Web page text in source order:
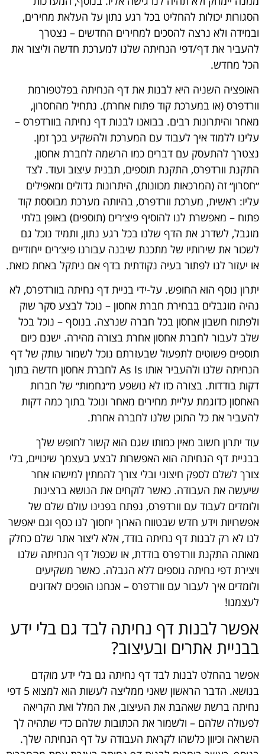
הסגורות יכולות להחליט בכל רגע נתון על העלאת מחירים,
ובמידה ולא נרצה להסכים למחירים החדשים – נצטרך
להעביר את דף/דפי הנחיתה שלנו למערכת חדשה וליצור את
הכל מחדש.
האופציה השניה היא לבנות את דף הנחיתה בפלטפורמת
וורדפרס (או במערכת קוד פתוח אחרת). נתחיל מהחסרון,
מאחר והיתרונות רבים. בבואנו לבנות דף נחיתה בוורדפרס –
עלינו ללמוד איך לעבוד עם המערכת ולהשקיע בכך זמן.
נצטרך להתעסק עם דברים כמו הרשמה לחברת אחסון,
התקנת וורדפרס, התקנת תוספים, תבנית עיצוב ועוד. לצד
״חסרון״ זה (המרכאות מכוונות), היתרונות גדולים ומאפילים
עליו: ראשית, מערכת וורדפרס, בהיותה מערכת מבוססת קוד
פתוח – מאפשרת לנו להוסיף פיצ׳רים (תוספים) באופן בלתי
מוגבל, לשדרג את הדף שלנו בכל רגע נתון, ותמיד נוכל גם
לשכור את שירותיו של מתכנת שיבנה עבורנו פיצ׳רים ייחודיים
או יעזור לנו לפתור בעיה נקודתית בדף אם ניתקל באחת כזאת.
יתרון נוסף הוא החופש. על-ידי בניית דף נחיתה בוורדפרס, לא
נהיה מוגבלים בבחירת חברת אחסון – נוכל לבצע סקר שוק
ולפתוח חשבון אחסון בכל חברה שנרצה. בנוסף – נוכל בכל
שלב לעבור לחברת אחסון אחרת בצורה מהירה. ישנם כיום
תוספים פשוטים לתפעול שבעזרתם נוכל לשמור עותק של דף
הנחיתה שלנו ולהעביר אותו As Is לחברת אחסון חדשה בתוך
דקות בודדות. בצורה כזו לא נושפע מ״גחמות״ של חברות
האחסון כדוגמת עליית מחירים מאחר ונוכל בתוך כמה דקות
להעביר את כל התוכן שלנו לחברה אחרת.
עוד יתרון חשוב מאין כמותו שגם הוא קשור לחופש שלך
בבניית דף הנחיתה הוא האפשרות לבצע בעצמך שינויים, בלי
צורך לשלם לספק חיצוני ובלי צורך להמתין למישהו אחר
שיעשה את העבודה. כאשר לוקחים את הנושא ברצינות
ולומדים לעבוד עם וורדפרס, נפתח בפנינו עולם שלם של
אפשרויות וידע חדש שבטווח הארוך יחסוך לנו כסף וגם יאפשר
לנו לא רק לבנות דף נחיתה בודד, אלא ליצור אתר שלם כחלק
מאותה התקנת וורדפרס בודדת, או שכפול דף הנחיתה שלנו
ויצירת דפי נחיתה נוספים ללא הגבלה. כאשר משקיעים
ולומדים איך לעבור עם וורדפרס – אנחנו הופכים לאדונים
לעצמנו!
אפשר לבנות דף נחיתה לבד גם בלי ידע
בבניית אתרים ובעיצוב?
אפשר בהחלט לבנות לבד דף נחיתה גם בלי ידע מוקדם
בנושא. הדבר הראשון שאני ממליצה לעשות הוא למצוא 5 דפי
נחיתה ברשת שאהבת את העיצוב, את המלל ואת הקריאה
לפעולה שלהם – ולשמור את הכתובות שלהם כדי שתהיה לך
השראה וכיוון כלשהו לקראת העבודה על דף הנחיתה שלך.